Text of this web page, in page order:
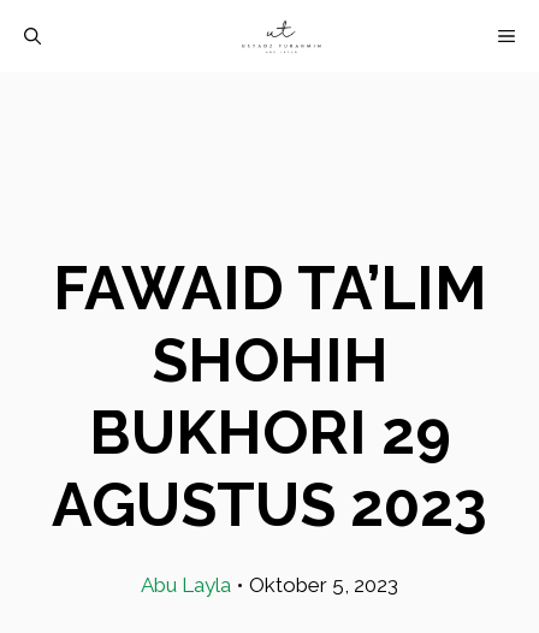
FAWAID TA’LIM
SHOHIH
BUKHORI 29
AGUSTUS 2023
Abu Layla • Oktober 5, 2023